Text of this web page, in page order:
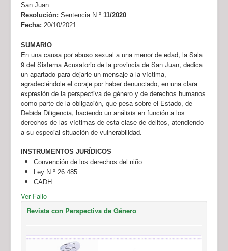
San Juan
Resolución: Sentencia N.º 11/2020
Fecha: 20/10/2021
SUMARIO
En una causa por abuso sexual a una menor de edad, la Sala
9 del Sistema Acusatorio de la provincia de San Juan, dedica
un apartado para dejarle un mensaje a la víctima,
agradeciéndole el coraje por haber denunciado, en una clara
expresión de la perspectiva de género y de derechos humanos
como parte de la obligación, que pesa sobre el Estado, de
Debida Diligencia, haciendo un análisis en función a los
derechos de las víctimas de esta clase de delitos, atendiendo
a su especial situación de vulnerabilidad.
INSTRUMENTOS JURÍDICOS
Convención de los derechos del niño.
Ley N.º 26.485
CADH
Ver Fallo
Revista con Perspectiva de Género